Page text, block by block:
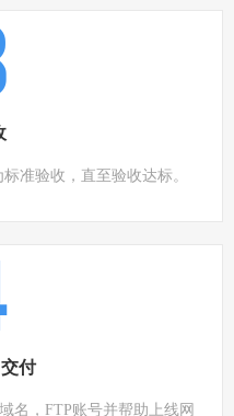
准验收，直至验收达标。
付
名，FTP账号并帮助上线网